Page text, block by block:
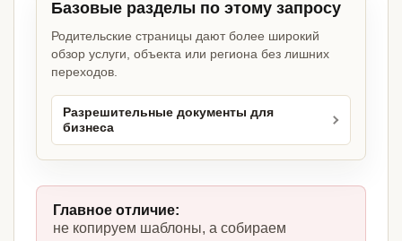
Базовые разделы по этому запросу
Родительские страницы дают более широкий
обзор услуги, объекта или региона без лишних
переходов.
Разрешительные документы для
бизнеса
Главное отличие:
не копируем шаблоны, а собираем